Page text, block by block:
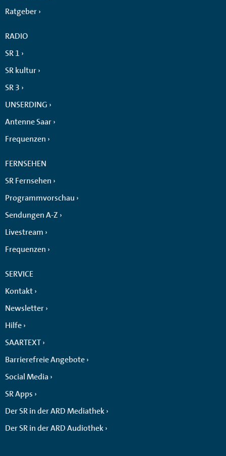
Ratgeber
RADIO
SR 1
SR kultur
SR 3
UNSERDING
Antenne Saar
Frequenzen
FERNSEHEN
SR Fernsehen
Programmvorschau
Sendungen A-Z
Livestream
Frequenzen
SERVICE
Kontakt
Newsletter
Hilfe
SAARTEXT
Barrierefreie Angebote
Social Media
SR Apps
Der SR in der ARD Mediathek
Der SR in der ARD Audiothek